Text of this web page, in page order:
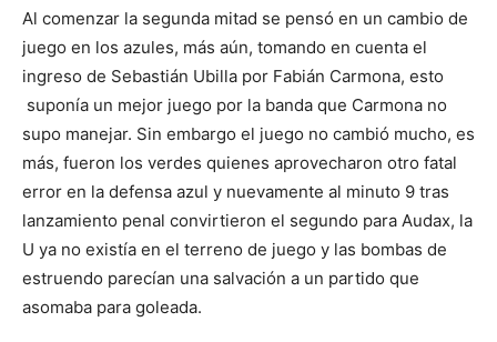
Al comenzar la segunda mitad se pensó en un cambio de
juego en los azules, más aún, tomando en cuenta el
ingreso de Sebastián Ubilla por Fabián Carmona, esto
suponía un mejor juego por la banda que Carmona no
supo manejar. Sin embargo el juego no cambió mucho, es
más, fueron los verdes quienes aprovecharon otro fatal
error en la defensa azul y nuevamente al minuto 9 tras
lanzamiento penal convirtieron el segundo para Audax, la
U ya no existía en el terreno de juego y las bombas de
estruendo parecían una salvación a un partido que
asomaba para goleada.